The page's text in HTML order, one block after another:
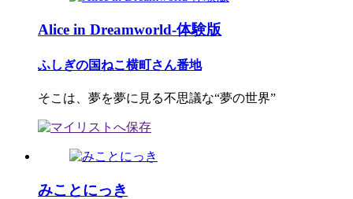
Alice in Dreamworld-体験版
ふしぎの国ねこ横町さん番地
そこは、夢を夢に見る不思議な“夢の世界”
みことにっき